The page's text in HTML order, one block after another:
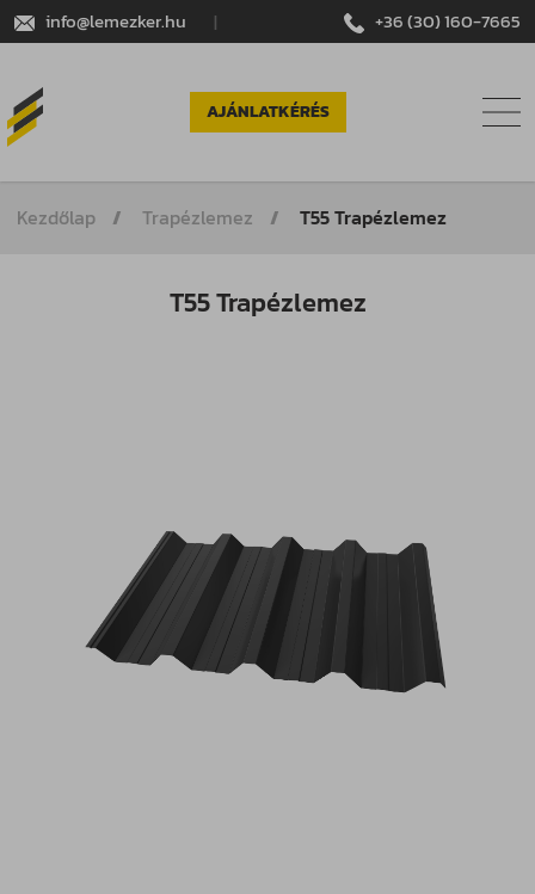
info@lemezker.hu | +36 (30) 160-7665
AJÁNLATKÉRÉS
Kezdőlap Trapézlemez T55 Trapézlemez
T55 Trapézlemez